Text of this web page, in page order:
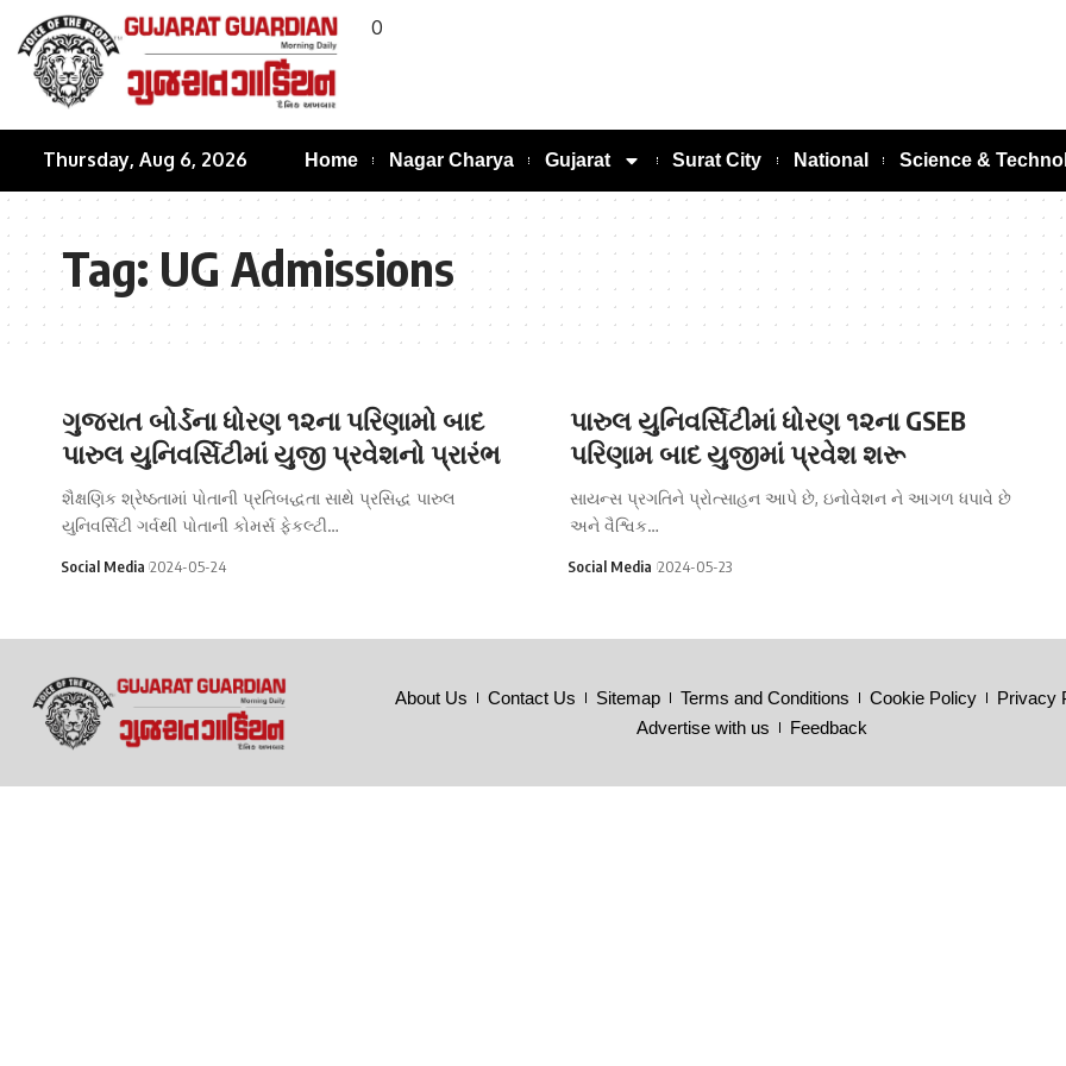
0
Thursday, Aug 6, 2026 Home Nagar Charya Gujarat Surat City National Science &
Tag:UG Admissions
ગુજરાત બોર્ડના ધોરણ ૧૨ના પરિણામો બાદ
પારુલ યુનિવર્સિટીમાં યુજી પ્રવેશનો પ્રારંભ
શૈક્ષણિક શ્રેષ્ઠતામાં પોતાની પ્રતિબદ્ધતા સાથે પ્રસિદ્ધ પારુલ
યુનિવર્સિટી ગર્વથી પોતાની કોમર્સ ફેકલ્ટી…
Social Media 2024-05-24
પારુલ યુનિવર્સિટીમાં ધોરણ ૧૨ના GSEB
પરિણામ બાદ યુજીમાં પ્રવેશ શરૂ
સાયન્સ પ્રગતિને પ્રોત્સાહન આપે છે, ઇનોવેશન ને આગળ ધપાવે છે
અને વૈશ્વિક…
Social Media 2024-05-23
About Us Contact Us Sitemap Terms and Conditions Cookie Policy
Privacy
Advertise with us
Feedback